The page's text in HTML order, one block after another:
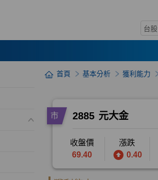
台股
首頁 基本分析 獲利能力